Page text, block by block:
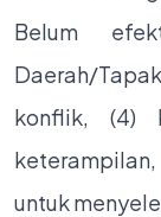
Belum
Daerah/
konflik, (4)
untuk